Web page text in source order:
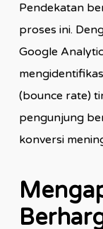
Pendekatan
proses ini.
Google
(bounce rate)
pengunjung
konversi